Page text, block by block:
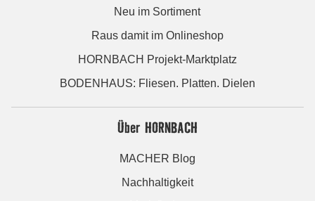
Neu im Sortiment
Raus damit im Onlineshop
HORNBACH Projekt-Marktplatz
BODENHAUS: Fliesen. Platten. Dielen
Über HORNBACH
MACHER Blog
Nachhaltigkeit